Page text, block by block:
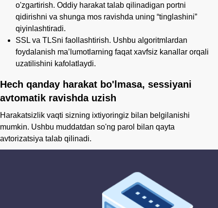
o'zgartirish. Oddiy harakat talab qilinadigan portni
qidirishni va shunga mos ravishda uning “tinglashini”
qiyinlashtiradi.
SSL va TLSni faollashtirish. Ushbu algoritmlardan
foydalanish maʼlumotlarning faqat xavfsiz kanallar orqali
uzatilishini kafolatlaydi.
Hech qanday harakat bo'lmasa, sessiyani
avtomatik ravishda uzish
Harakatsizlik vaqti sizning ixtiyoringiz bilan belgilanishi
mumkin. Ushbu muddatdan so'ng parol bilan qayta
avtorizatsiya talab qilinadi.